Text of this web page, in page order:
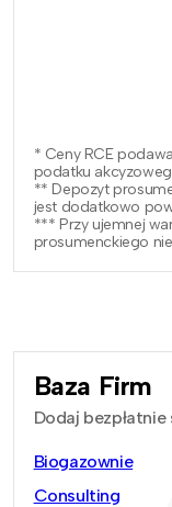
* Ceny RCE
podatku
** Depozyt
jest dodatkowo
*** Przy ujemnej
prosumenckiego
Baza Firm
Dodaj
Biogazownie
Consulting